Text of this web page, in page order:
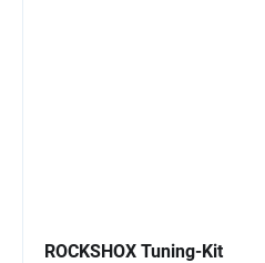
ROCKSHOX Tuning-Kit